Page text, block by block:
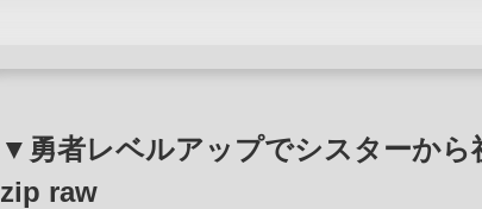
▼勇者レベルアップでシスターから
zip raw